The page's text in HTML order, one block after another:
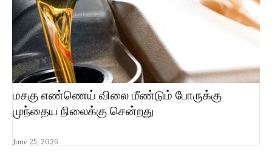
மசகு எண்ணெய் விலை மீண்டும் போருக்கு
முந்தைய நிலைக்கு சென்றது
June 25, 2026